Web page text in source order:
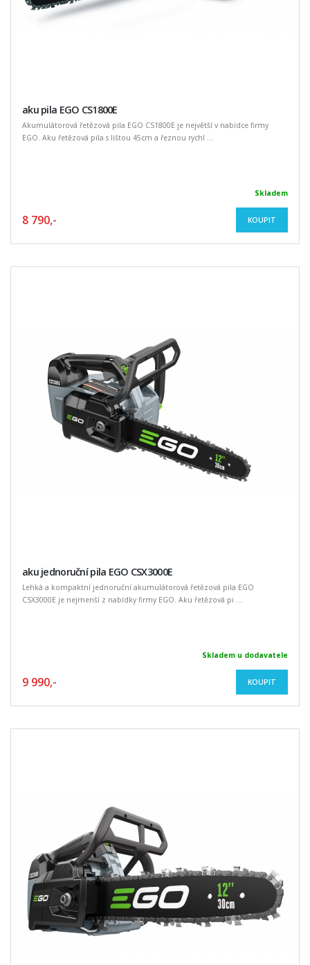
aku pila EGO CS1800E
Akumulátorová řetězová pila EGO CS1800E je největší v nabídce firmy
EGO. Aku řetězová pila s lištou 45cm a řeznou rychl ...
Skladem
8 790,- KOUPIT
aku jednoruční pila EGO CSX3000E
Lehká a kompaktní jednoruční akumulátorová řetězová pila EGO
CSX3000E je nejmenší z nabídky firmy EGO. Aku řetězová pi ...
Skladem u dodavatele
9 990,- KOUPIT